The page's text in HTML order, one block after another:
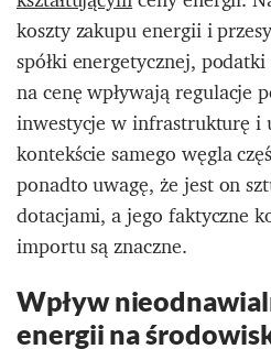
koszty zakupu energii i
spółki energetycznej,
na cenę wpływają regulacje
inwestycje w infrastrukturę i
kontekście samego węgla
ponadto uwagę, że jest on
dotacjami, a jego faktyczne
importu są znaczne.
Wpływ
energii na